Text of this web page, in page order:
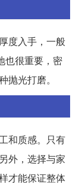
度入手，一般
也很重要，密
光打磨。
和质感。只有
外，选择与家
才能保证整体